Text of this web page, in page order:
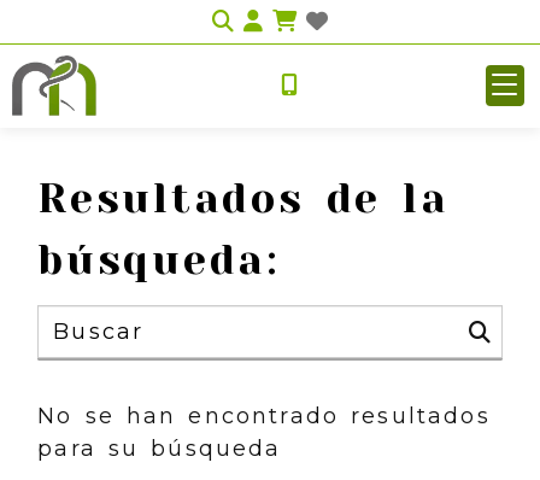
Identifícate
Resultados de la
búsqueda:
No se han encontrado resultados
para su búsqueda